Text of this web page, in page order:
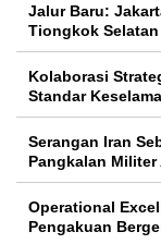
Jalur Baru:
Tiongkok Selatan
Kolaborasi
Standar
Serangan Iran
Pangkalan Militer
Operational
Pengakuan